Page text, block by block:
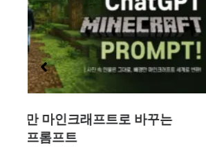
ChatGPT 비밀 프롬프
이미지 제작까지 한 번에